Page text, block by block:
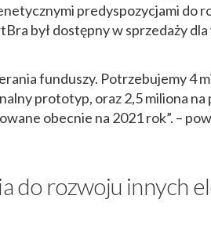
predyspozycjami do
był dostępny w sprzedaży
funduszy. Potrzebujemy 4
prototyp, oraz 2,5 miliona na
obecnie na 2021 rok”. –
do rozwoju innych